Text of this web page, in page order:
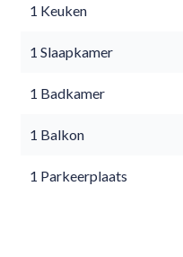
1 Keuken
1 Slaapkamer
1 Badkamer
1 Balkon
1 Parkeerplaats